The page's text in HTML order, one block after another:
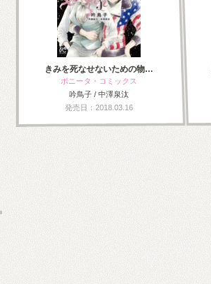
きみを死なせないための物…
ボニータ・コミックス
吟鳥子 / 中澤泉汰
発売日：2018.03.16